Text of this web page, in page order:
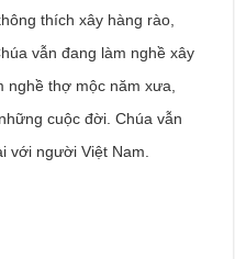
thích xây hàng rào,
vẫn đang làm nghề xây
thợ mộc năm xưa,
cuộc đời. Chúa vẫn
với người Việt Nam.